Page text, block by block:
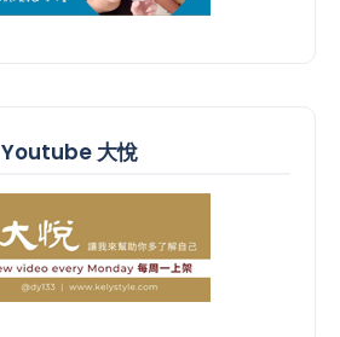
Youtube 大悅